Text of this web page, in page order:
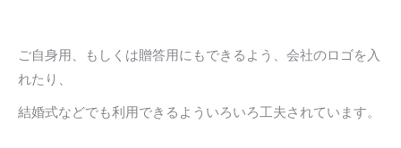
ご自身用、もしくは贈答用にもできるよう、会社のロゴを入
れたり、
結婚式などでも利用できるよういろいろ工夫されています。